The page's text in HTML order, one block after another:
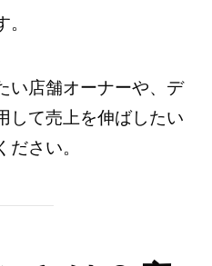
い店舗オーナーや、デ
して売上を伸ばしたい
さい。